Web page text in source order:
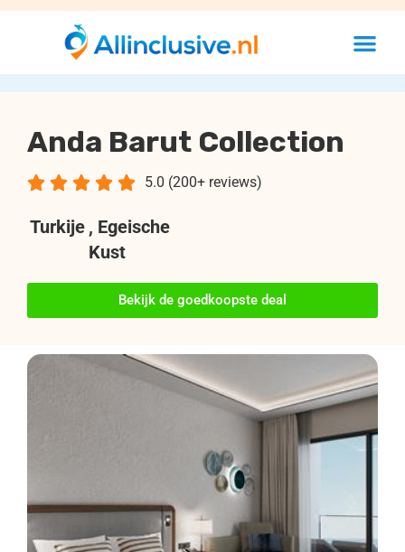
Anda Barut Collection
5.0 (200+ reviews)
    
Turkije , Egeische
Kust
Bekijk de goedkoopste deal